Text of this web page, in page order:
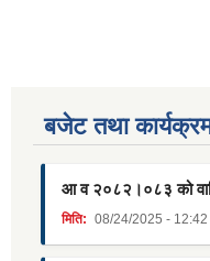
बजेट तथा
आ व २०८२।०८३ को
मिति: 08/24/2025 - 12:42